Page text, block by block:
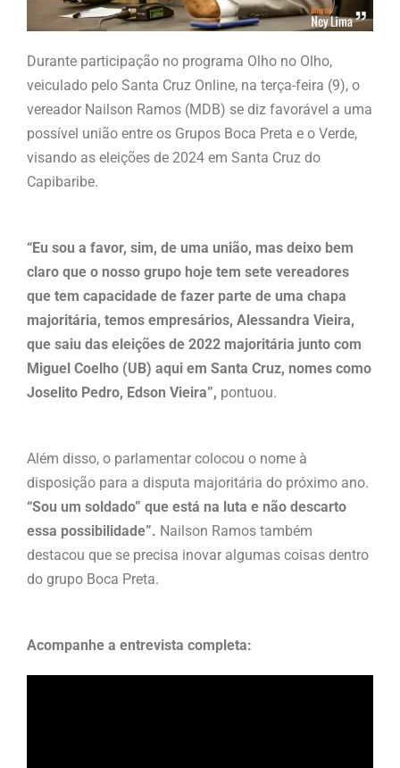
Durante participação no programa Olho no Olho,
veiculado pelo Santa Cruz Online, na terça-feira (9), o
vereador Nailson Ramos (MDB) se diz favorável a uma
possível união entre os Grupos Boca Preta e o Verde,
visando as eleições de 2024 em Santa Cruz do
Capibaribe.
“Eu sou a favor, sim, de uma união, mas deixo bem
claro que o nosso grupo hoje tem sete vereadores
que tem capacidade de fazer parte de uma chapa
majoritária, temos empresários, Alessandra Vieira,
que saiu das eleições de 2022 majoritária junto com
Miguel Coelho (UB) aqui em Santa Cruz, nomes como
Joselito Pedro, Edson Vieira”, pontuou.
Além disso, o parlamentar colocou o nome à
disposição para a disputa majoritária do próximo ano.
“Sou um soldado” que está na luta e não descarto
essa possibilidade”. Nailson Ramos também
destacou que se precisa inovar algumas coisas dentro
do grupo Boca Preta.
Acompanhe a entrevista completa: